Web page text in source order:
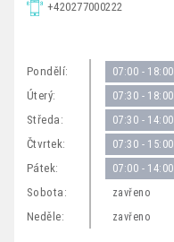
+420277000222
Pondělí: 07:00 - 18:00
Úterý: 07:30 - 18:00
Středa: 07:30 - 14:00
Čtvrtek: 07:30 - 15:00
Pátek: 07:00 - 14:00
Sobota: zavřeno
Neděle: zavřeno